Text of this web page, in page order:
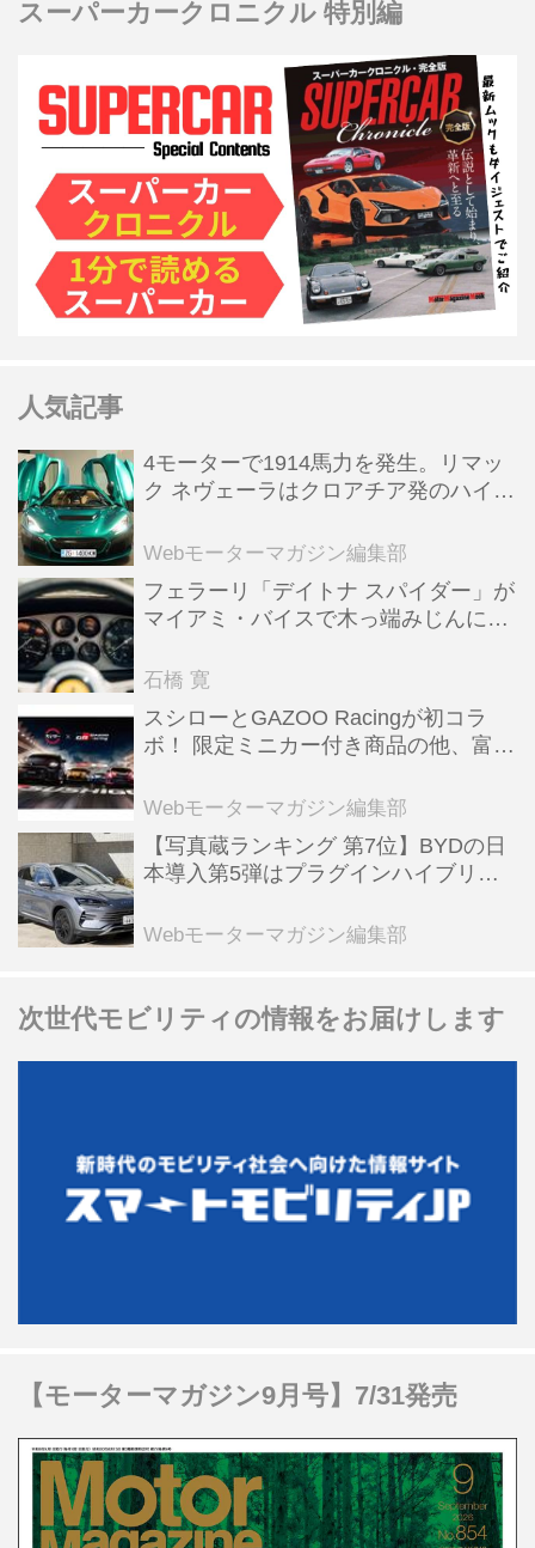
スーパーカークロニクル 特別編
人気記事
4モーターで1914馬力を発生。リマッ
ク ネヴェーラはクロアチア発のハイパ
全版／115】
Webモーターマガジン編集部
フェラーリ「デイトナ スパイダー」が
マイアミ・バイスで木っ端みじんにな
石橋 寛
スシローとGAZOO Racingが初コラ
ボ！ 限定ミニカー付き商品の他、富士
る抽選企画などを展開
Webモーターマガジン編集部
【写真蔵ランキング 第7位】BYDの日
本導入第5弾はプラグインハイブリッ
Webモーターマガジン編集部
次世代モビリティの情報をお届けします
【モーターマガジン9月号】7/31発売